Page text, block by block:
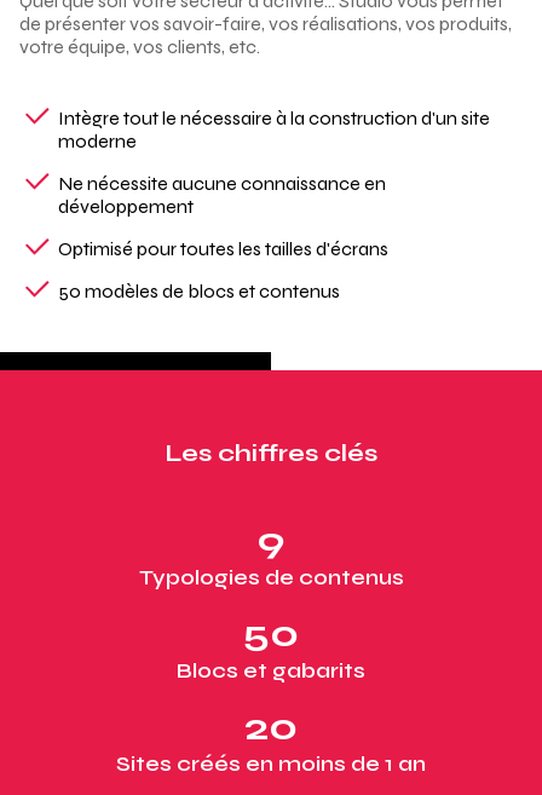
de présenter vos savoir-faire, vos réalisations, vos produits,
votre équipe, vos clients, etc.
Intègre tout le nécessaire à la construction d'un site
moderne
Ne nécessite aucune connaissance en
développement
Optimisé pour toutes les tailles d'écrans
50 modèles de blocs et contenus
Les chiffres clés
9
Typologies de contenus
50
Blocs et gabarits
20
Sites créés en moins de 1 an